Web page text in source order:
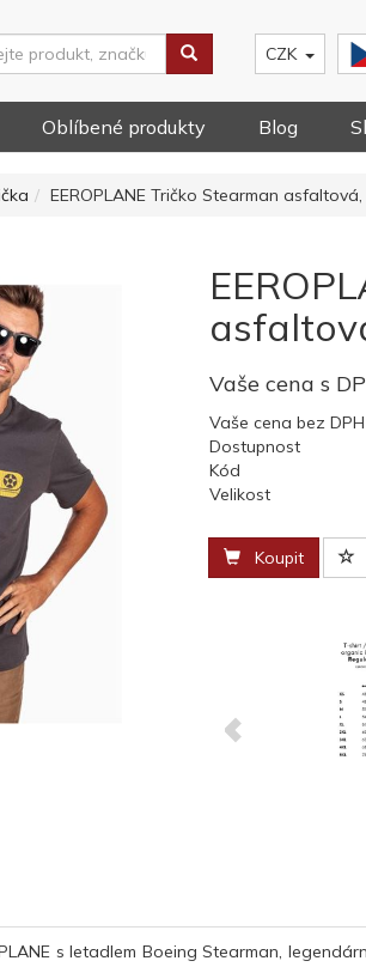
CZK
Oblíbené produkty Blog
EEROPLANE Tričko Stearman asfaltová,
Vaše cena s
Vaše cena bez DPH
Dostupnost
Kód
Velikost
Koupit
s letadlem Boeing Stearman,